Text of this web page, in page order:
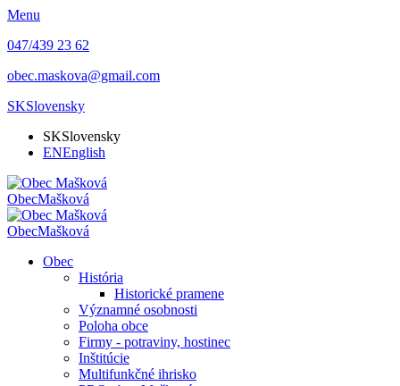
Menu
047/439 23 62
obec.maskova@gmail.com
SKSlovensky
SKSlovensky
ENEnglish
ObecMašková
ObecMašková
Obec
História
Historické pramene
Významné osobnosti
Poloha obce
Firmy - potraviny, hostinec
Inštitúcie
Multifunkčné ihrisko